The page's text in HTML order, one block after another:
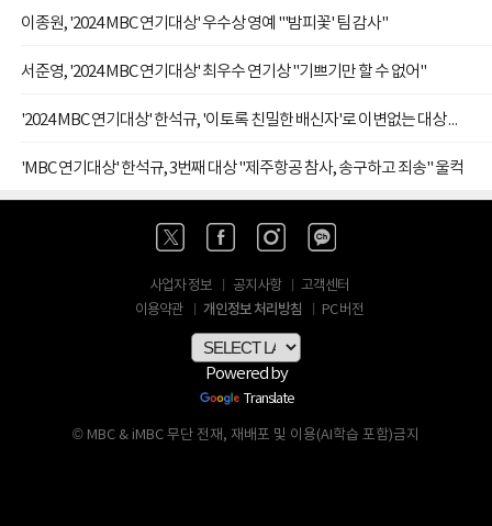
이종원, '2024 MBC 연기대상' 우수상 영예 "'밤피꽃' 팀 감사"
서준영, '2024 MBC 연기대상' 최우수 연기상 "기쁘기만 할 수 없어"
'2024 MBC 연기대상' 한석규, '이토록 친밀한 배신자'로 이변없는 대상 수상
'MBC 연기대상' 한석규, 3번째 대상 "제주항공 참사, 송구하고 죄송" 울컥
사업자 정보 공지사항
고객센터
이용약관
개인정보 처리방침 PC 버전
Powered by
Translate
© MBC & iMBC 무단 전재, 재배포 및 이용(AI학습 포함)금지